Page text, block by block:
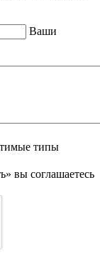
Ваши
типы
вы соглашаетесь